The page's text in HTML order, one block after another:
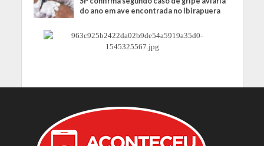
do ano em ave encontrada no Ibirapuera